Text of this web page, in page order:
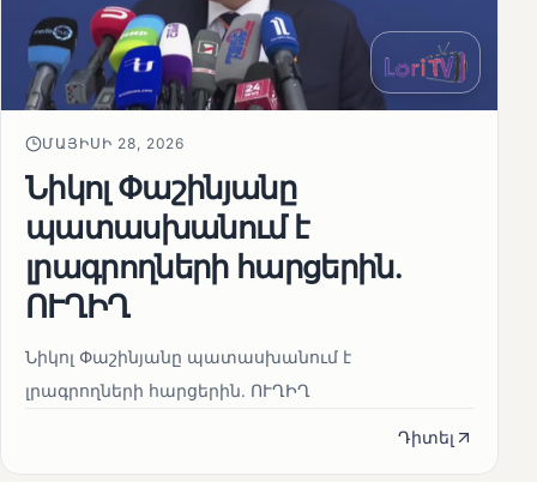
ՄԱՅԻՍԻ 28, 2026
Նիկոլ Փաշինյանը
պատասխանում է
լրագրողների հարցերին․
ՈՒՂԻՂ
Նիկոլ Փաշինյանը պատասխանում է
լրագրողների հարցերին․ ՈՒՂԻՂ
Դիտել